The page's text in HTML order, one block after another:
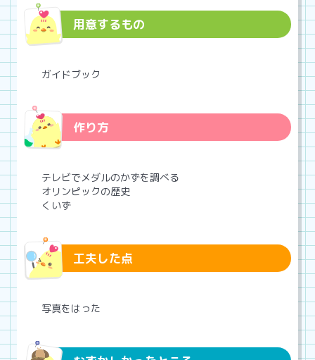
用意するもの
ガイドブック
作り方
テレビでメダルのかずを調べる
オリンピックの歴史
くいず
工夫した点
写真をはった